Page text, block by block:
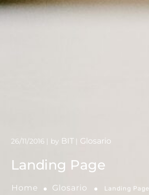
Landing Page
Home Glosario Landing Page
26/11/2016 by BIT Glosario